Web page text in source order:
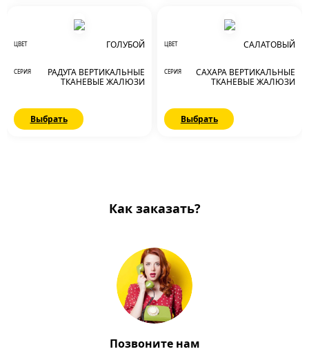
ЦВЕТ ГОЛУБОЙ
СЕРИЯ
РАДУГА ВЕРТИКАЛЬНЫЕ
ТКАНЕВЫЕ ЖАЛЮЗИ
Выбрать
ЦВЕТ САЛАТОВЫЙ
СЕРИЯ
САХАРА ВЕРТИКАЛЬНЫЕ
ТКАНЕВЫЕ ЖАЛЮЗИ
Выбрать
Как заказать?
Позвоните нам